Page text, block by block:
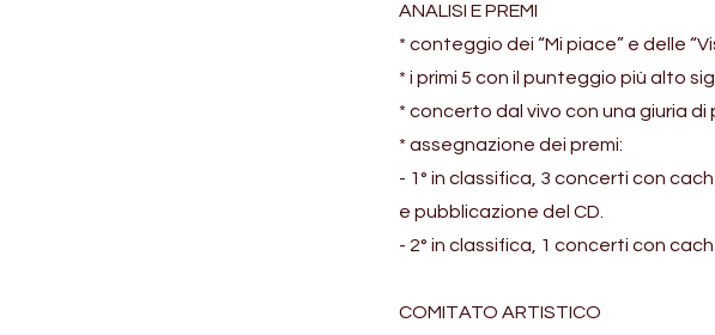
ANALISI E PREMI
* conteggio dei “Mi piace” e delle
* i primi 5 con il punteggio più alto
* concerto dal vivo con una giuria
* assegnazione dei premi:
- 1° in classifica, 3 concerti con
e pubblicazione del CD.
- 2° in classifica, 1 concerti con
COMITATO ARTISTICO